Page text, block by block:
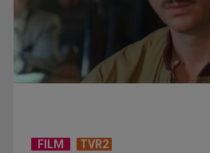
Piesa Angelei Similea „După noapte
acum în inimile ...
FILM TVR2